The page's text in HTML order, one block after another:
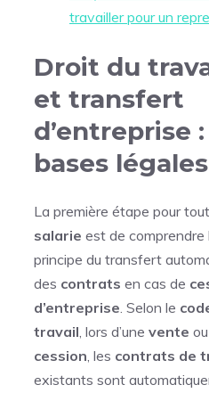
travailler pour un
Droit du
et transfert
d’entreprise
bases légales
La première étape pour tout
salarie est de comprendre
principe du transfert
des contrats en cas de
d’entreprise . Selon le
travail , lors d’une vente
cession , les contrats de
existants sont